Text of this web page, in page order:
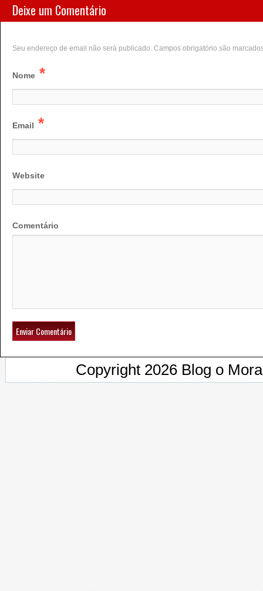
Deixe um Comentário
Seu endereço de email não será publicado. Campos obrigatório são
Nome *
Email *
Website
Comentário
Copyright 2026 Blog o